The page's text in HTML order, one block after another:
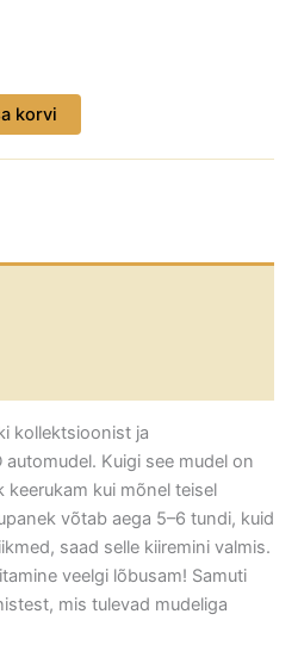
korvi
kollektsioonist ja
Kuigi see mudel on
keerukam kui mõnel teisel
võtab aega 5–6 tundi, kuid
saad selle kiiremini valmis.
veelgi lõbusam! Samuti
mis tulevad mudeliga